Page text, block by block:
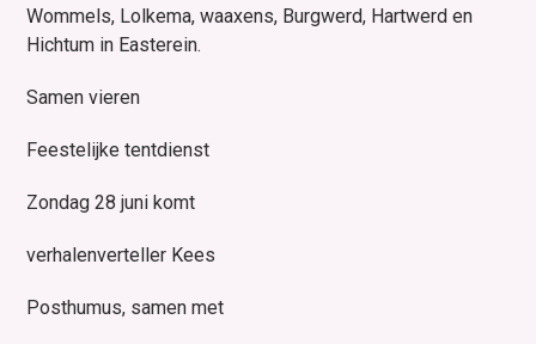
Wommels, Lolkema, waaxens, Burgwerd, Hartwerd en
Hichtum in Easterein.
Samen vieren
Feestelijke tentdienst
Zondag 28 juni komt
verhalenverteller Kees
Posthumus, samen met